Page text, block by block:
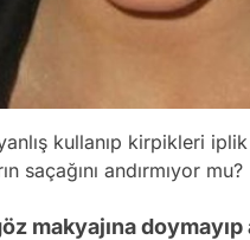
kullanıp kirpikleri
saçağını andırmıyor mu?
makyajına doymayıp